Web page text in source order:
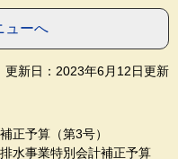
ューへ
更新日：2023年6月12日更新
正予算（第3号）
水事業特別会計補正予算